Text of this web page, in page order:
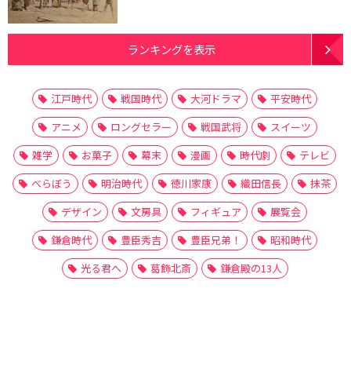
ランキングを表示
江戸時代 戦国時代 大河ドラマ
平安時代
アニメ
ロングセラー 戦国武将
スイーツ
雑学
お菓子 幕末 漫画 時代劇
テレビ
べらぼう
明治時代 徳川家康 織田信長
抹茶
デザイン
文房具 フィギュア
展覧会
鎌倉時代
豊臣秀吉 豊臣兄弟！
昭和時代
光る君へ
葛飾北斎 鎌倉殿の13人